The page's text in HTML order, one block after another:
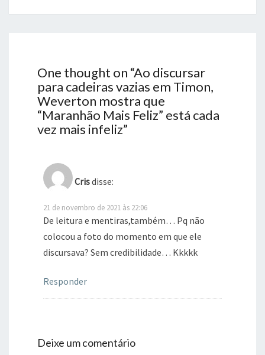
One thought on “Ao discursar
para cadeiras vazias em Timon,
Weverton mostra que
“Maranhão Mais Feliz” está cada
vez mais infeliz”
Crisdisse:
21 de novembro de 2021 às 22:06
De leitura e mentiras,também… Pq não
colocou a foto do momento em que ele
discursava? Sem credibilidade… Kkkkk
Responder
Deixe um comentário